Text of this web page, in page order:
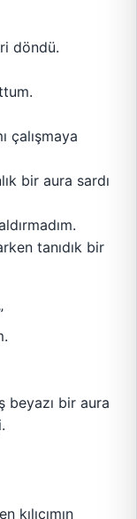
döndü.
çalışmaya
bir aura sardı
tanıdık bir
beyazı bir aura
kılıcımın